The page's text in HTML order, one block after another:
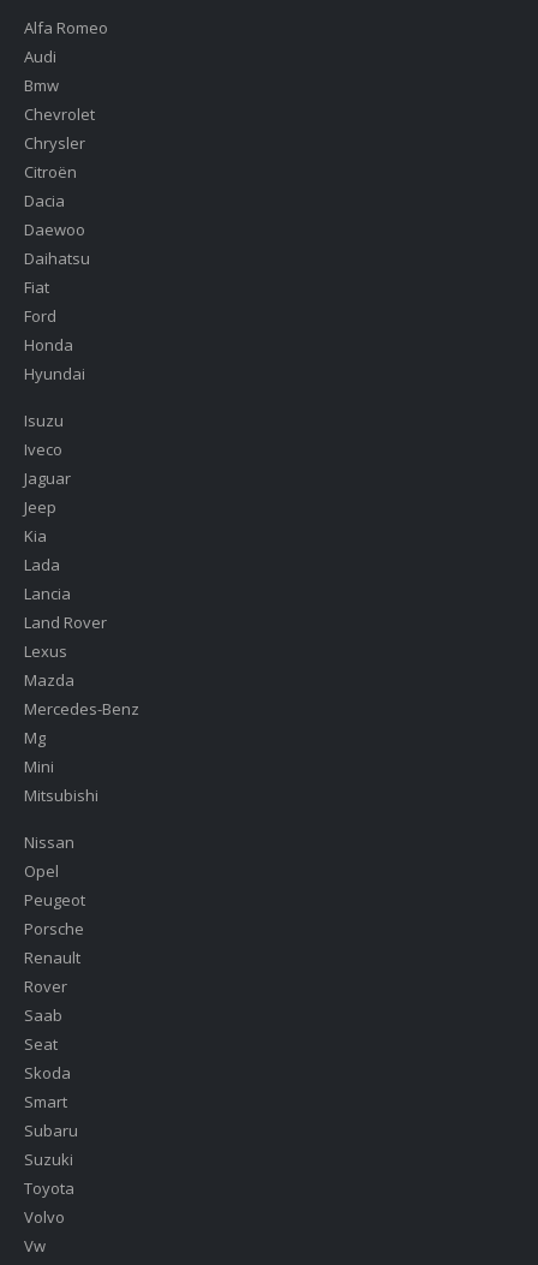
Alfa Romeo
Audi
Bmw
Chevrolet
Chrysler
Citroën
Dacia
Daewoo
Daihatsu
Fiat
Ford
Honda
Hyundai
Isuzu
Iveco
Jaguar
Jeep
Kia
Lada
Lancia
Land Rover
Lexus
Mazda
Mercedes-Benz
Mg
Mini
Mitsubishi
Nissan
Opel
Peugeot
Porsche
Renault
Rover
Saab
Seat
Skoda
Smart
Subaru
Suzuki
Toyota
Volvo
Vw